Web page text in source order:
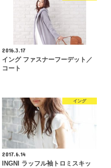
2016.3.17
イング ファスナーフーデット／
コート
イング
2017.6.14
INGNI ラッフル袖トロミスキッ